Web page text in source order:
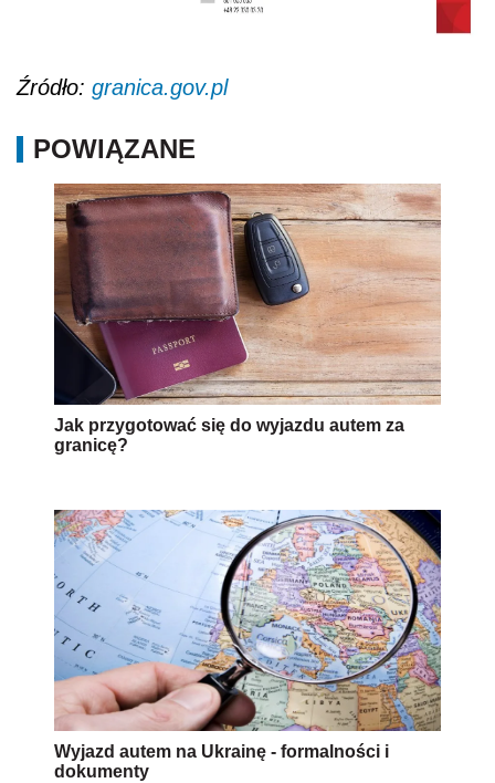
Źródło: granica.gov.pl
POWIĄZANE
Jak przygotować się do wyjazdu autem za
granicę?
Wyjazd autem na Ukrainę - formalności i
dokumenty